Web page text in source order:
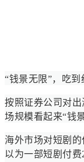
“钱景无限”，吃到
按照证券公司对
场规模看起来“钱
海外市场对短剧
以为一部短剧付